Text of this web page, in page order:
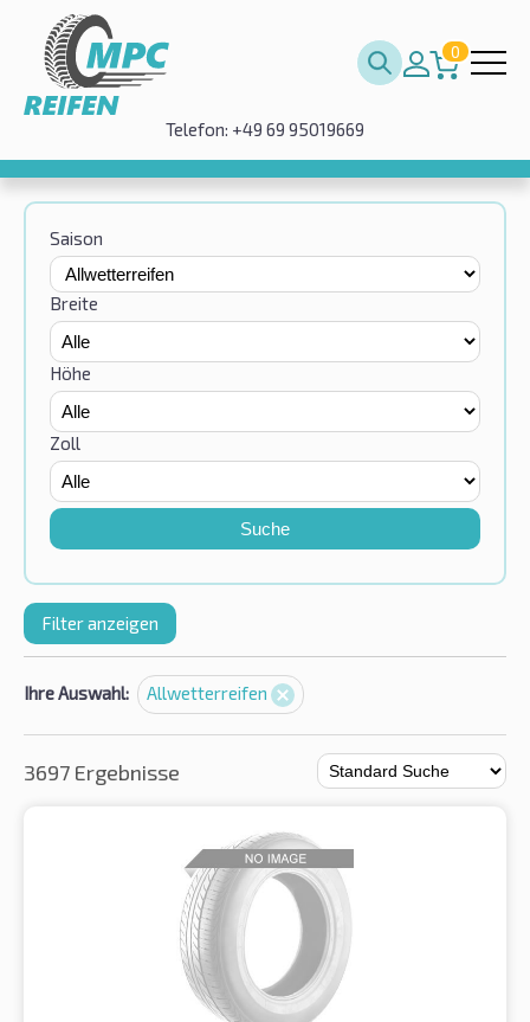
0
Telefon: +49 69 95019669
Saison
Breite
Höhe
Zoll
Suche
Filter anzeigen
Ihre Auswahl: Allwetterreifen
3697 Ergebnisse